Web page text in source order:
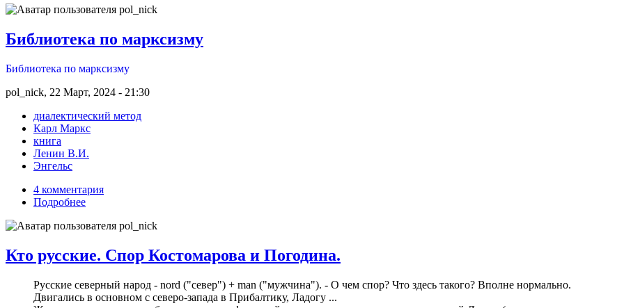
Библиотека по марксизму
Библиотека по марксизму
pol_nick, 22 Март, 2024 - 21:30
диалектический метод
Карл Маркс
книга
Ленин В.И.
Энгельс
4 комментария
Подробнее
Кто русские. Спор Костомарова и Погодина.
Русские северный народ - nord ("север") + man ("мужчина"). - О чем спор? Что здесь такого? Вполне нормально.
Двигались в основном с северо-запада в Прибалтику, Ладогу ...